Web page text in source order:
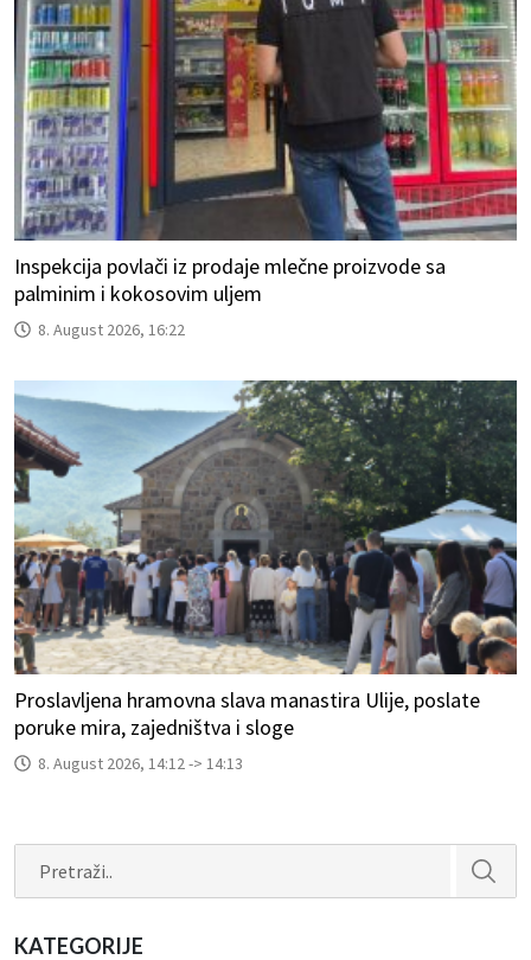
Inspekcija povlači iz prodaje mlečne proizvode sa
palminim i kokosovim uljem
8. August 2026, 16:22
Proslavljena hramovna slava manastira Ulije, poslate
poruke mira, zajedništva i sloge
8. August 2026, 14:12 -> 14:13
KATEGORIJE